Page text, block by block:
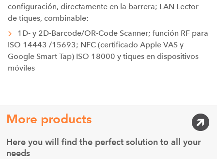
configuración, directamente en la barrera; LAN Lector
de tiques, combinable:
1D- y 2D-Barcode/OR-Code Scanner; función RF para
ISO 14443 /15693; NFC (certificado Apple VAS y
Google Smart Tap) ISO 18000 y tiques en dispositivos
móviles
More products
Here you will find the perfect solution to all your
needs